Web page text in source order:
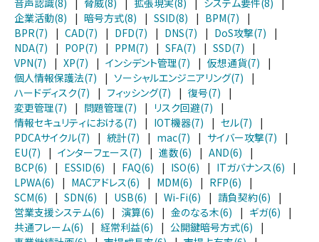
企業活動(8)
| 暗号方式(8) | SSID(8) | BPM(7)
|
BPR(7)
| CAD(7) | DFD(7) | DNS(7) | DoS攻撃(7)
|
NDA(7)
| POP(7) | PPM(7) | SFA(7) | SSD(7)
|
VPN(7)
| XP(7) | インシデント管理(7) | 仮想通貨(7)
|
個人情報保護法(7)
| ソーシャルエンジニアリング(7)
|
ハードディスク(7)
| フィッシング(7) | 復号(7)
|
変更管理(7)
| 問題管理(7) | リスク回避(7)
|
情報セキュリティにおける(7)
| IOT機器(7) | セル(7)
|
PDCAサイクル(7)
| 統計(7) | mac(7) | サイバー攻撃(7)
|
EU(7)
| インターフェース(7) | 進数(6) | AND(6)
|
BCP(6)
| ESSID(6) | FAQ(6) | ISO(6) | ITガバナンス(6)
|
LPWA(6)
| MACアドレス(6) | MDM(6) | RFP(6)
|
SCM(6)
| SDN(6) | USB(6) | Wi-Fi(6) | 請負契約(6)
|
営業支援システム(6)
| 演算(6) | 金のなる木(6) | ギガ(6)
|
共通フレーム(6)
| 経常利益(6) | 公開鍵暗号方式(6)
|